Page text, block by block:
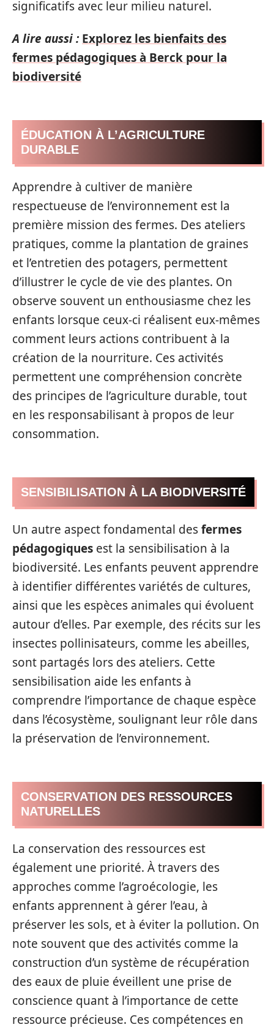
significatifs avec leur milieu naturel.
A lire aussi : Explorez les bienfaits des
fermes pédagogiques à Berck pour la
biodiversité
ÉDUCATION À L’AGRICULTURE
DURABLE
Apprendre à cultiver de manière
respectueuse de l’environnement est la
première mission des fermes. Des ateliers
pratiques, comme la plantation de graines
et l’entretien des potagers, permettent
d’illustrer le cycle de vie des plantes. On
observe souvent un enthousiasme chez les
enfants lorsque ceux-ci réalisent eux-mêmes
comment leurs actions contribuent à la
création de la nourriture. Ces activités
permettent une compréhension concrète
des principes de l’agriculture durable, tout
en les responsabilisant à propos de leur
consommation.
SENSIBILISATION À LA BIODIVERSITÉ
Un autre aspect fondamental desfermes
pédagogiques est la sensibilisation à la
biodiversité. Les enfants peuvent apprendre
à identifier différentes variétés de cultures,
ainsi que les espèces animales qui évoluent
autour d’elles. Par exemple, des récits sur les
insectes pollinisateurs, comme les abeilles,
sont partagés lors des ateliers. Cette
sensibilisation aide les enfants à
comprendre l’importance de chaque espèce
dans l’écosystème, soulignant leur rôle dans
la préservation de l’environnement.
CONSERVATION DES RESSOURCES
NATURELLES
La conservation des ressources est
également une priorité. À travers des
approches comme l’agroécologie, les
enfants apprennent à gérer l’eau, à
préserver les sols, et à éviter la pollution. On
note souvent que des activités comme la
construction d’un système de récupération
des eaux de pluie éveillent une prise de
conscience quant à l’importance de cette
ressource précieuse. Ces compétences en